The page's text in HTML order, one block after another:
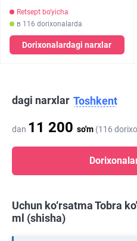
Retsept bo'yicha
в 116 dorixonalarda
Dorixonalardagi narxlar
dagi narxlar Toshkent
dan 11 200 so'm (116
Uchun ko‘rsatma Tobra
ml (shisha)